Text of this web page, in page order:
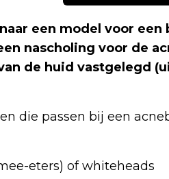
een model voor
nascholing voor de
de huid vastgelegd
die passen bij een
eters) of whiteheads